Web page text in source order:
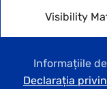
Visibility
Informațiile
Declarația